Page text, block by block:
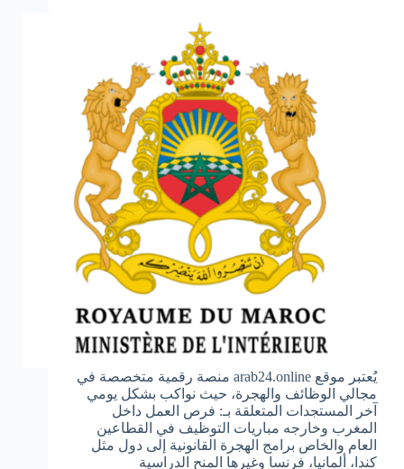
يُعتبر موقع arab24.online منصة رقمية متخصصة في
مجالي الوظائف والهجرة، حيث نواكب بشكل يومي
آخر المستجدات المتعلقة بـ: فرص العمل داخل
المغرب وخارجه مباريات التوظيف في القطاعين
العام والخاص برامج الهجرة القانونية إلى دول مثل
كندا، ألمانيا، فرنسا وغيرها المنح الدراسية